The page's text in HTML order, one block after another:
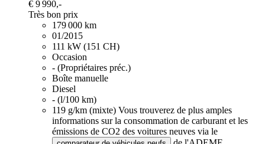
€ 9 990,-
Très bon prix
179 000 km
01/2015
111 kW (151 CH)
Occasion
- (Propriétaires préc.)
Boîte manuelle
Diesel
- (l/100 km)
119 g/km (mixte) Vous trouverez de plus amples
informations sur la consommation de carburant et les
émissions de CO2 des voitures neuves via le